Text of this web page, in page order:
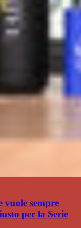
sempre
per la Serie